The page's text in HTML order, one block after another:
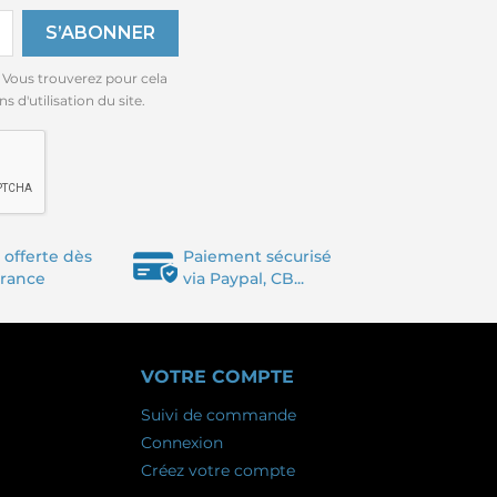
trouverez pour cela
d'utilisation du site.
offerte dès
Paiement sécurisé
via Paypal, CB...
VOTRE COMPTE
Suivi de commande
Connexion
Créez votre compte